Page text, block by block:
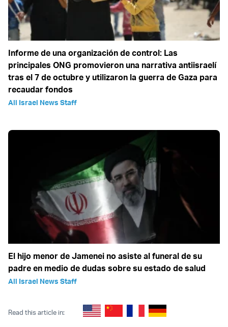
Informe de una organización de control: Las
principales ONG promovieron una narrativa antiisraelí
tras el 7 de octubre y utilizaron la guerra de Gaza para
recaudar fondos
All Israel News Staff
El hijo menor de Jamenei no asiste al funeral de su
padre en medio de dudas sobre su estado de salud
All Israel News Staff
Read this article in: